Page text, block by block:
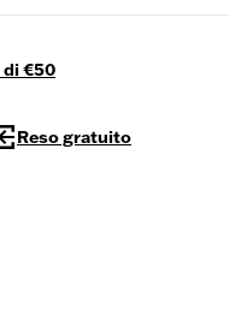
€50
Reso gratuito